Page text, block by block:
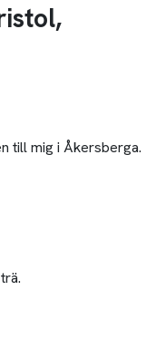
till mig i Åkersberga.